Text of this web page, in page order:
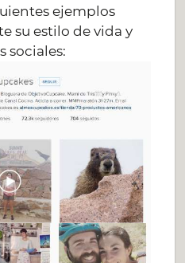
ejemplos
su estilo de vida y
sociales: